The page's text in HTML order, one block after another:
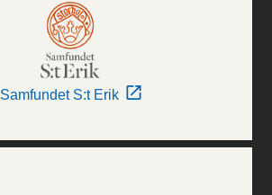
Samfundet S:t Erik